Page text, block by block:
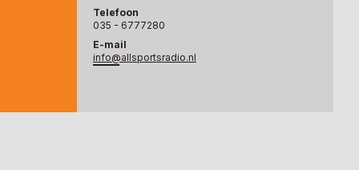
Telefoon
035 - 6777280
E-mail
info@allsportsradio.nl